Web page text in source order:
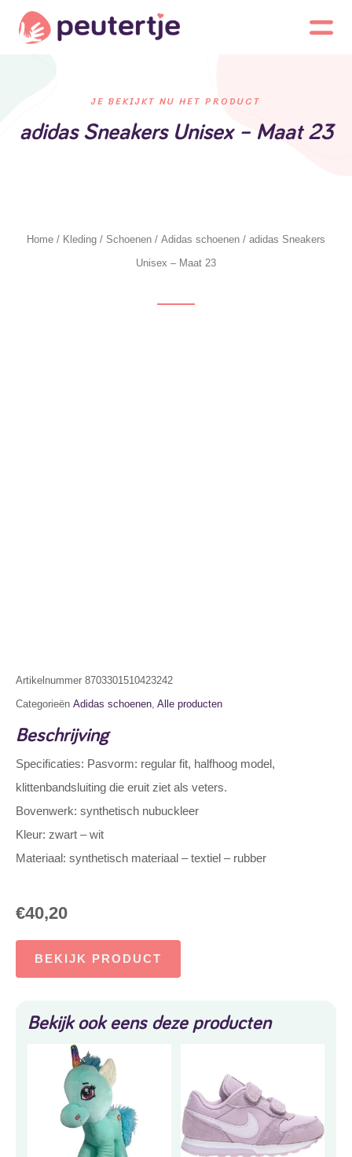
JE BEKIJKT NU HET PRODUCT
adidas Sneakers Unisex – Maat 23
Home / Kleding / Schoenen / Adidas schoenen / adidas Sneakers
Unisex – Maat 23
Artikelnummer 8703301510423242
Categorieën Adidas schoenen, Alle producten
Beschrijving
Specificaties: Pasvorm: regular fit, halfhoog model,
klittenbandsluiting die eruit ziet als veters.
Bovenwerk: synthetisch nubuckleer
Kleur: zwart – wit
Materiaal: synthetisch materiaal – textiel – rubber
€40,20
BEKIJK PRODUCT
Bekijk ook eens deze producten